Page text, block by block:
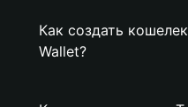
Как создать
Wallet?